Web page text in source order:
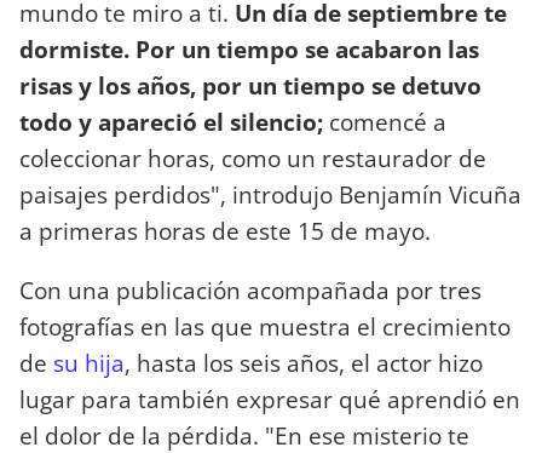
mundo te miro a ti. Un día de septiembre te
dormiste. Por un tiempo se acabaron las
risas y los años, por un tiempo se detuvo
todo y apareció el silencio; comencé a
coleccionar horas, como un restaurador de
paisajes perdidos", introdujo Benjamín Vicuña
a primeras horas de este 15 de mayo.
Con una publicación acompañada por tres
fotografías en las que muestra el crecimiento
de su hija, hasta los seis años, el actor hizo
lugar para también expresar qué aprendió en
el dolor de la pérdida. "En ese misterio te